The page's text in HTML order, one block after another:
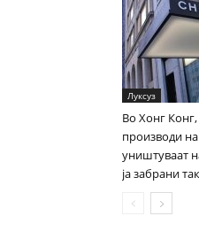
Луксуз
Во Хонг
производи
уништуваат
ја забрани